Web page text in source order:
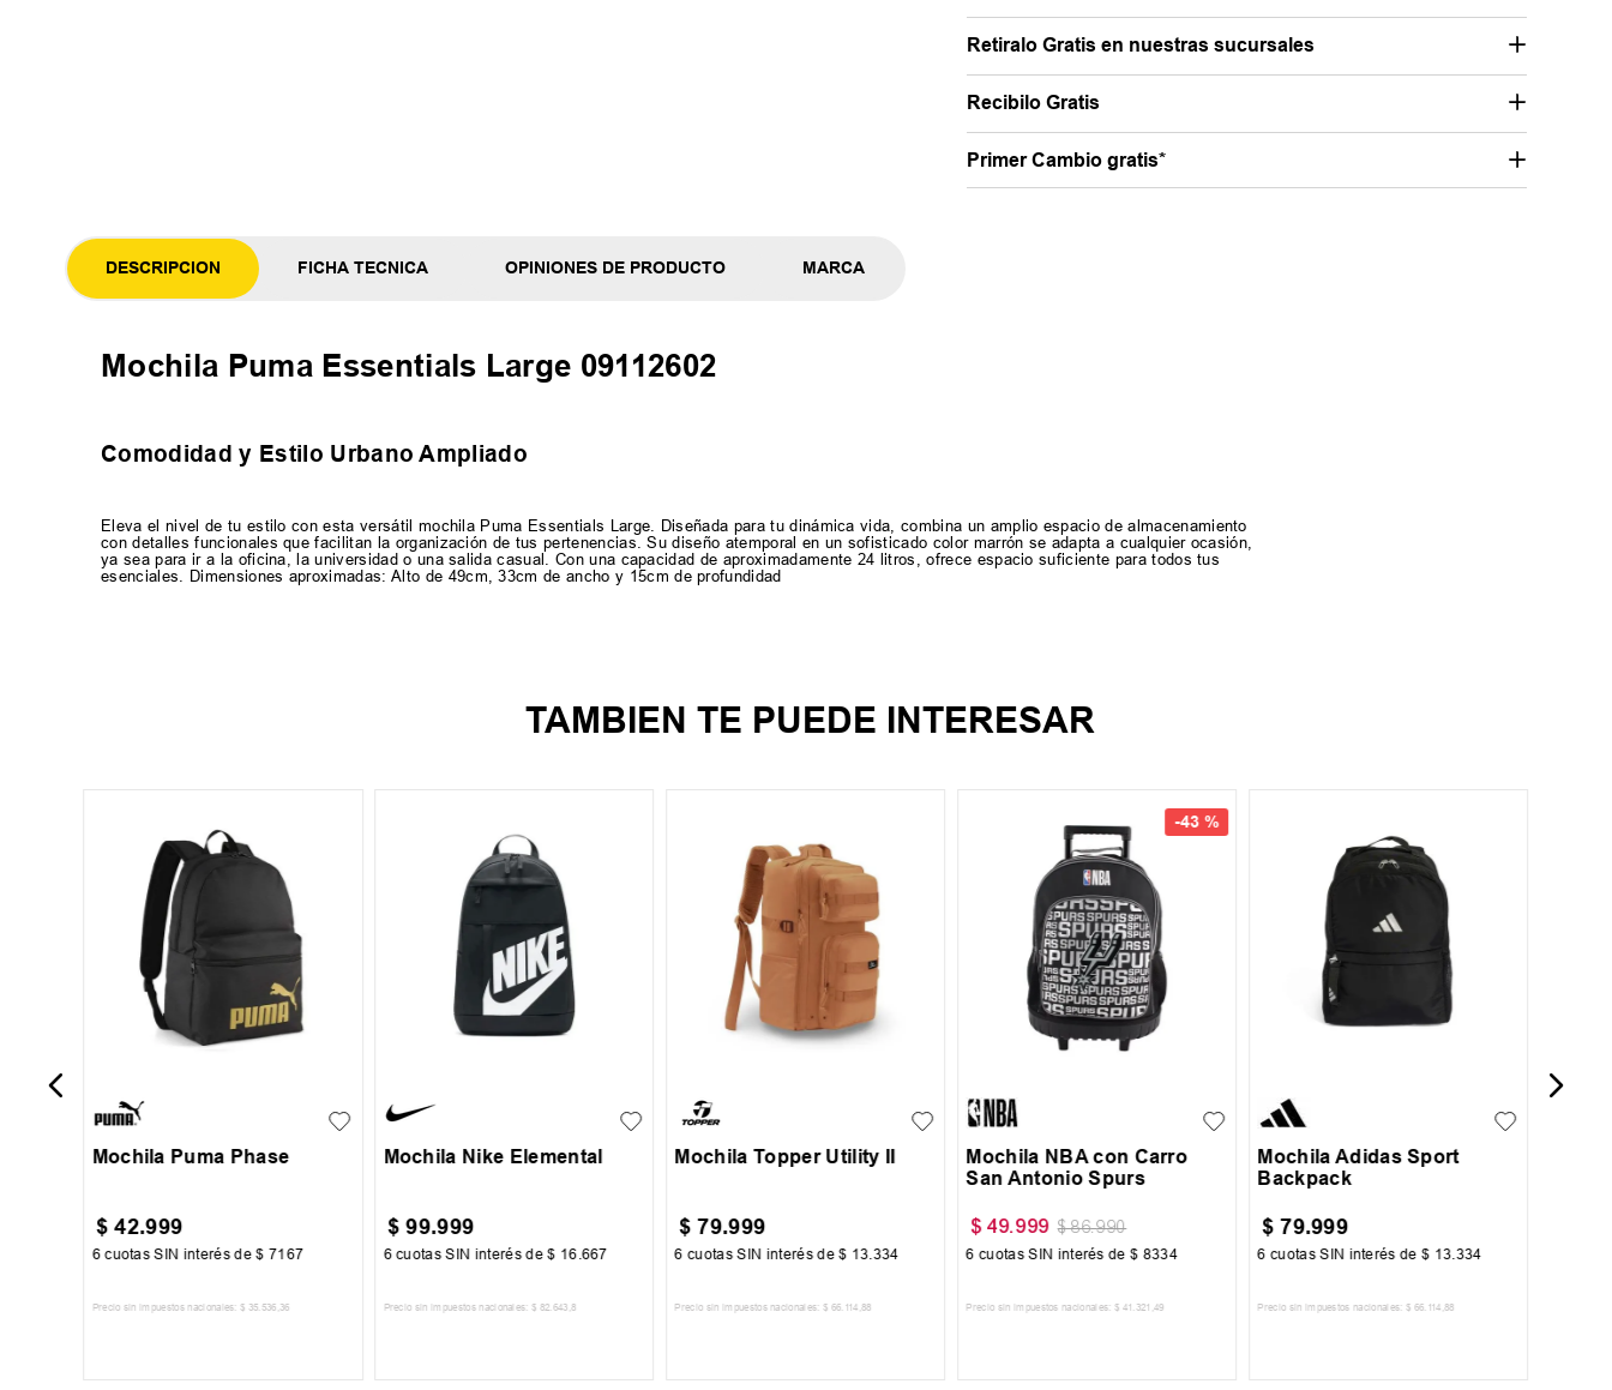
Retiralo Gratis en nuestras sucursales
Recibilo Gratis
Primer Cambio gratis*
DESCRIPCION FICHA TECNICA OPINIONES DE PRODUCTO MARCA
Mochila Puma Essentials Large 09112602
Comodidad y Estilo Urbano Ampliado
Eleva el nivel de tu estilo con esta versátil mochila Puma Essentials Large. Diseñada para tu dinámica vida, combina un amplio espacio de almacenamiento
con detalles funcionales que facilitan la organización de tus pertenencias. Su diseño atemporal en un sofisticado color marrón se adapta a cualquier ocasión,
ya sea para ir a la oficina, la universidad o una salida casual. Con una capacidad de aproximadamente 24 litros, ofrece espacio suficiente para todos tus
esenciales. Dimensiones aproximadas: Alto de 49cm, 33cm de ancho y 15cm de profundidad
TAMBIEN TE PUEDE INTERESAR
Mochila Puma Phase
$ 42.999
6 cuotas SIN interés de$ 7167
Precio sin impuestos nacionales: $ 35.536 ,36
Mochila Nike Elemental
$ 99.999
6 cuotas SIN interés de$ 16 .667
Precio sin impuestos nacionales: $ 82.643 ,8
Mochila Topper Utility II
$ 79.999
6 cuotas SIN interés de$ 13 334
Precio sin impuestos nacionales: $ 66. 114 ,88
-43 %
Mochila NBA con Carro
San Antonio Spurs
$ 49.999 $ 86.990
6 cuotas SIN interés de$ 8334
Precio sin impuestos nacionales: $ 41 .321 ,49
Mochila Adidas Sport
Backpack
$ 79.999
6 cuotas SIN interés de$ 13 334
Precio sin impuestos nacionales: $ 66. 114 ,88